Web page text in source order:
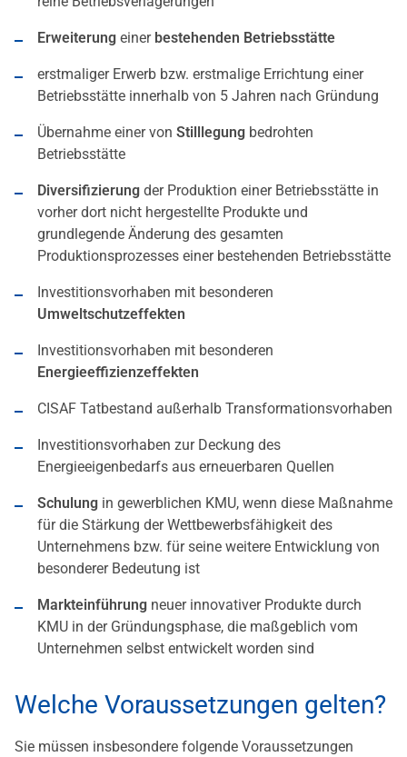
Erweiterung einer bestehenden Betriebsstätte
erstmaliger Erwerb bzw. erstmalige Errichtung einer
Betriebsstätte innerhalb von 5 Jahren nach Gründung
Übernahme einer von Stilllegung bedrohten
Betriebsstätte
Diversifizierung der Produktion einer Betriebsstätte in
vorher dort nicht hergestellte Produkte und
grundlegende Änderung des gesamten
Produktionsprozesses einer bestehenden Betriebsstätte
Investitionsvorhaben mit besonderen
Umweltschutzeffekten
Investitionsvorhaben mit besonderen
Energieeffizienzeffekten
CISAF Tatbestand außerhalb Transformationsvorhaben
Investitionsvorhaben zur Deckung des
Energieeigenbedarfs aus erneuerbaren Quellen
Schulung in gewerblichen KMU, wenn diese Maßnahme
für die Stärkung der Wettbewerbsfähigkeit des
Unternehmens bzw. für seine weitere Entwicklung von
besonderer Bedeutung ist
Markteinführung neuer innovativer Produkte durch
KMU in der Gründungsphase, die maßgeblich vom
Unternehmen selbst entwickelt worden sind
Welche Voraussetzungen gelten?
Sie müssen insbesondere folgende Voraussetzungen